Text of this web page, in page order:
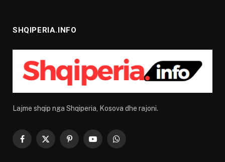
SHQIPERIA.INFO
Lajme shqip nga Shqiperia, Kosova dhe rajoni.
Facebook
X
PinterestYouTubeWhatsApp